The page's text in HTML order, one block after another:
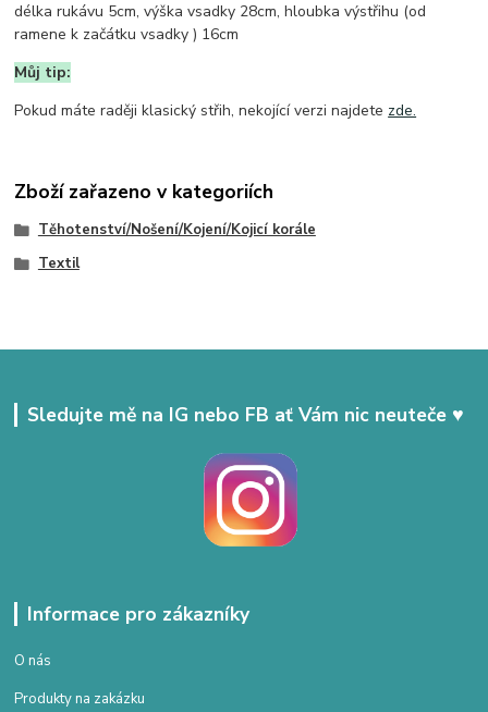
délka rukávu 5cm, výška vsadky 28cm, hloubka výstřihu (od
ramene k začátku vsadky ) 16cm
Můj tip:
Pokud máte raději klasický střih, nekojící verzi najdete zde.
Zboží zařazeno v kategoriích
Těhotenství/Nošení/Kojení/Kojicí korále
Textil
Sledujte mě na IG nebo FB ať Vám nic neuteče ♥
Informace pro zákazníky
O nás
Produkty na zakázku